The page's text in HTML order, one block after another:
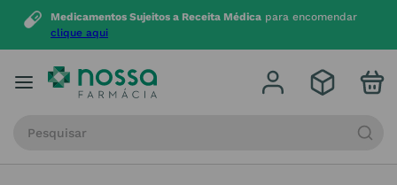
Medicamentos Sujeitos a Receita Médica para encomendar
clique aqui